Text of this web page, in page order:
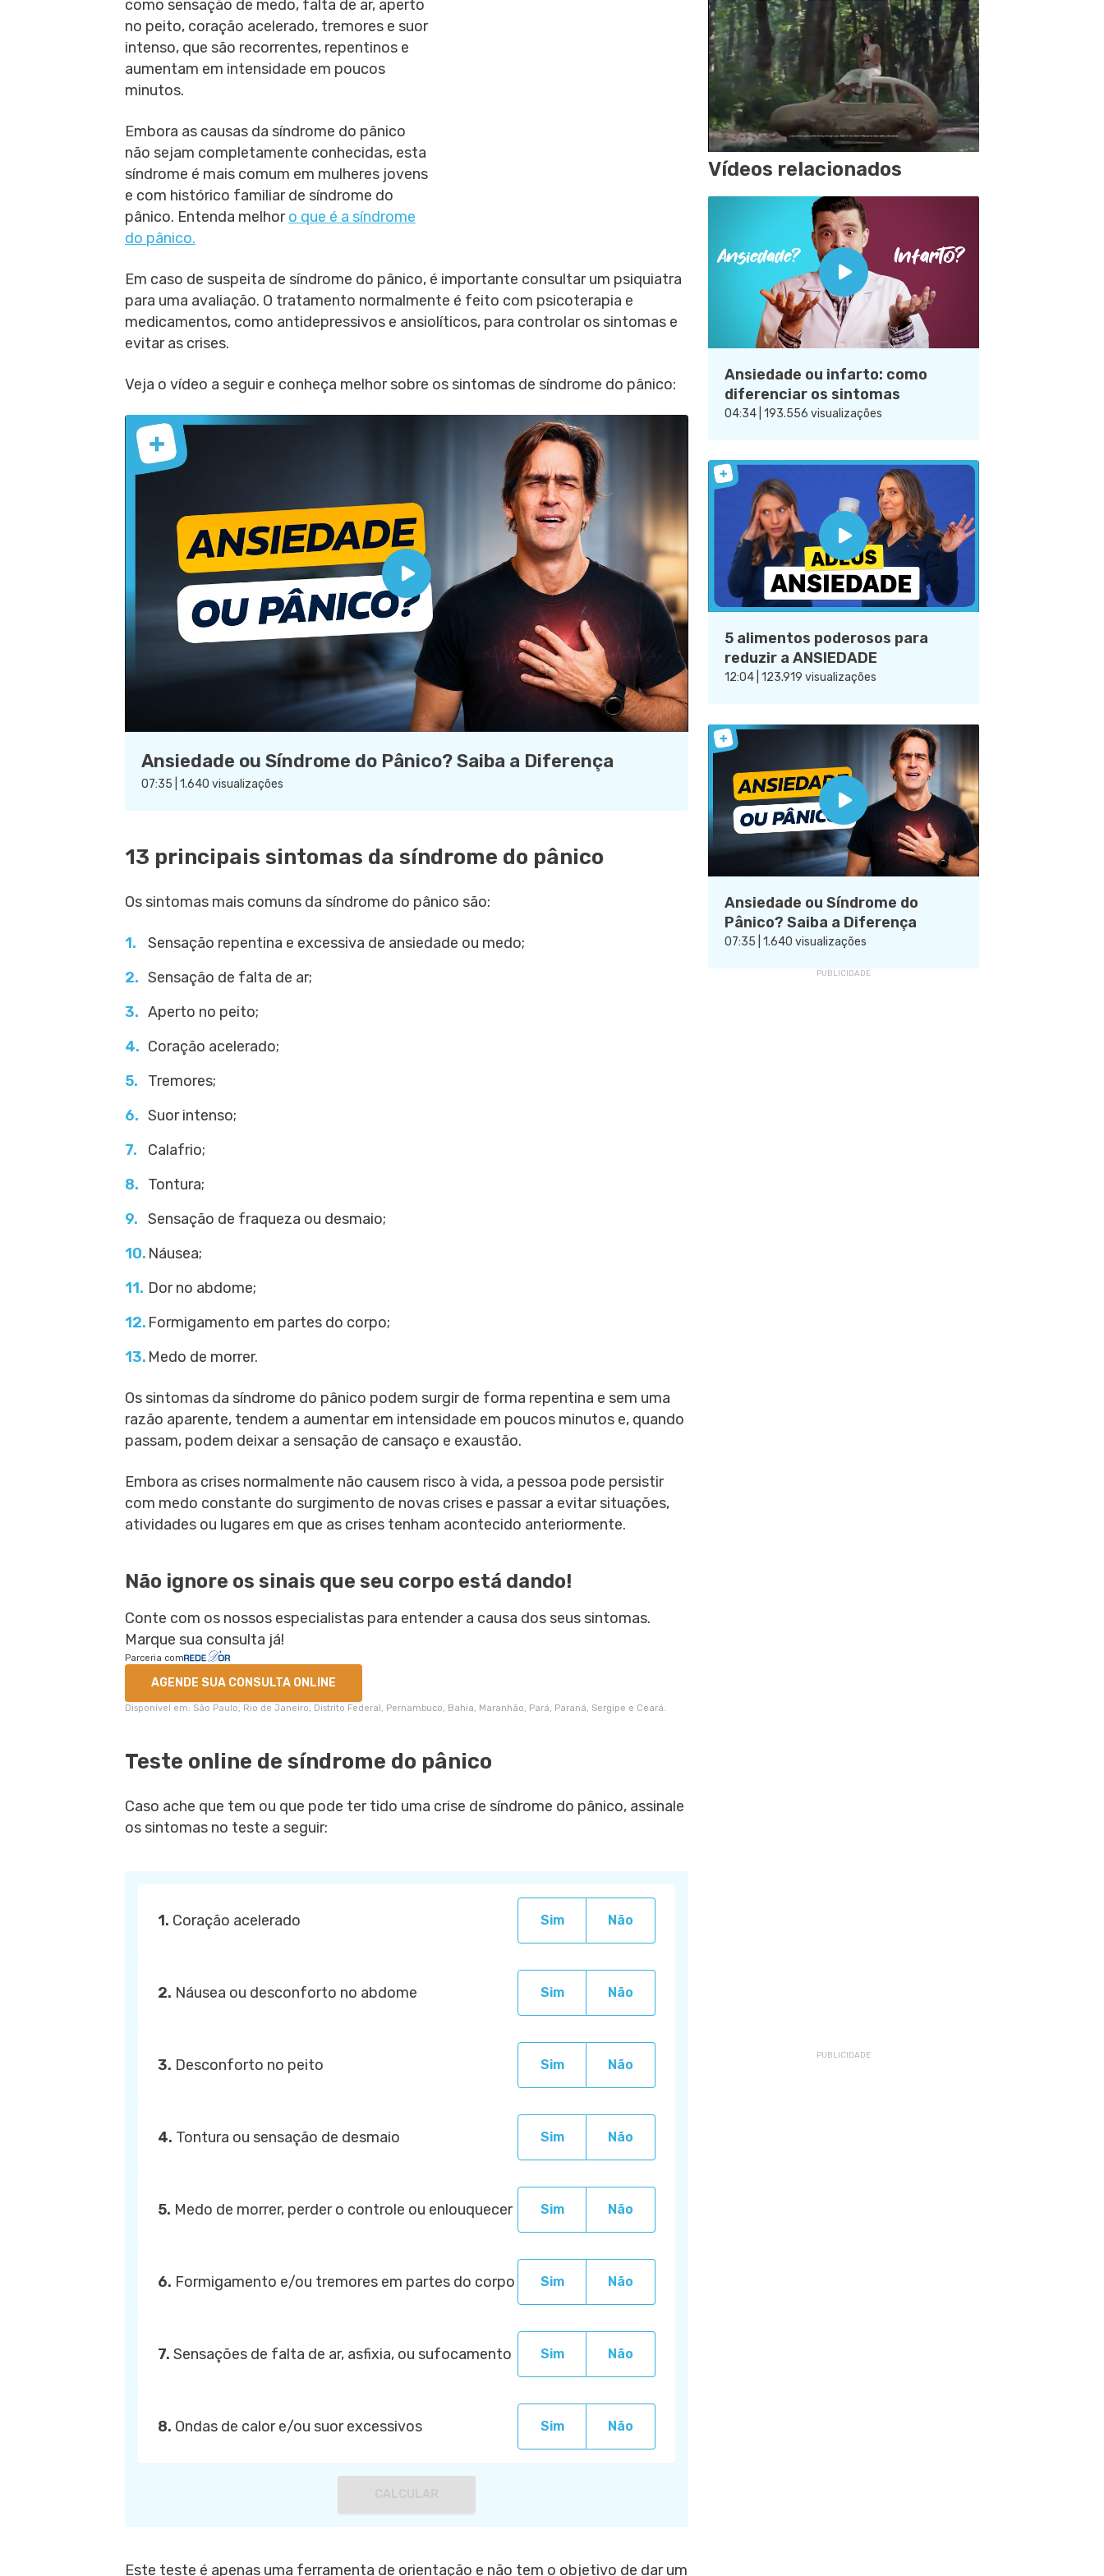
como sensação de medo, falta de ar, aperto
no peito, coração acelerado, tremores e suor
intenso, que são recorrentes, repentinos e
aumentam em intensidade em poucos
minutos.
Embora as causas da síndrome do pânico
não sejam completamente conhecidas, esta
síndrome é mais comum em mulheres jovens
e com histórico familiar de síndrome do
pânico. Entenda melhoro que é a síndrome
do pânico.
Em caso de suspeita de síndrome do pânico, é importante consultar um psiquiatra
para uma avaliação. O tratamento normalmente é feito com psicoterapia e
medicamentos, como antidepressivos e ansiolíticos, para controlar os sintomas e
evitar as crises.
Veja o vídeo a seguir e conheça melhor sobre os sintomas de síndrome do pânico:
Ansiedade ou Síndrome do Pânico? Saiba a Diferença
07:35 | 1.640 visualizações
13 principais sintomas da síndrome do pânico
Os sintomas mais comuns da síndrome do pânico são:
Sensação repentina e excessiva de ansiedade ou medo;
Sensação de falta de ar;
Aperto no peito;
Coração acelerado;
Tremores;
Suor intenso;
Calafrio;
Tontura;
Sensação de fraqueza ou desmaio;
Náusea;
Dor no abdome;
Formigamento em partes do corpo;
Medo de morrer.
Os sintomas da síndrome do pânico podem surgir de forma repentina e sem uma
razão aparente, tendem a aumentar em intensidade em poucos minutos e, quando
passam, podem deixar a sensação de cansaço e exaustão.
Embora as crises normalmente não causem risco à vida, a pessoa pode persistir
com medo constante do surgimento de novas crises e passar a evitar situações,
atividades ou lugares em que as crises tenham acontecido anteriormente.
Não ignore os sinais que seu corpo está dando!
Conte com os nossos especialistas para entender a causa dos seus sintomas.
Marque sua consulta já!
Parceria com
AGENDE SUA CONSULTA ONLINE
Disponível em: São Paulo, Rio de Janeiro, Distrito Federal, Pernambuco, Bahia, Maranhão, Pará, Paraná, Sergipe e Ceará.
Teste online de síndrome do pânico
Caso ache que tem ou que pode ter tido uma crise de síndrome do pânico, assinale
os sintomas no teste a seguir:
1. Coração acelerado Sim Não
2. Náusea ou desconforto no abdome Sim Não
3. Desconforto no peito Sim Não
4. Tontura ou sensação de desmaio Sim Não
5. Medo de morrer, perder o controle ou enlouquecer Sim Não
6. Formigamento e/ou tremores em partes do corpo Sim Não
7. Sensações de falta de ar, asfixia, ou sufocamento Sim Não
8. Ondas de calor e/ou suor excessivos Sim Não
Este teste é apenas uma ferramenta de orientação e não tem o objetivo de dar um
Vídeos relacionados
Ansiedade ou infarto: como
diferenciar os sintomas
04:34 | 193.556 visualizações
5 alimentos poderosos para
reduzir a ANSIEDADE
12:04 | 123.919 visualizações
Ansiedade ou Síndrome do
Pânico? Saiba a Diferença
07:35 | 1.640 visualizações